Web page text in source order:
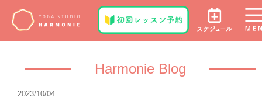
Harmonie Blog
2023/10/04